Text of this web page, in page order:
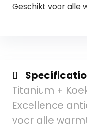
Geschikt voor alle
Titanium +
Excellence
voor alle